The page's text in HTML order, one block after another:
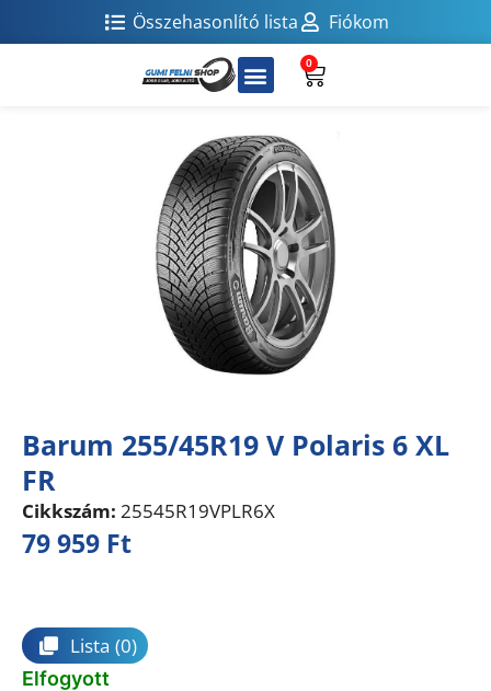
Összehasonlító lista Fiókom
0
Barum 255/45R19 V Polaris 6 XL
FR
Cikkszám: 25545R19VPLR6X
79 959 Ft
Lista (0)
Elfogyott